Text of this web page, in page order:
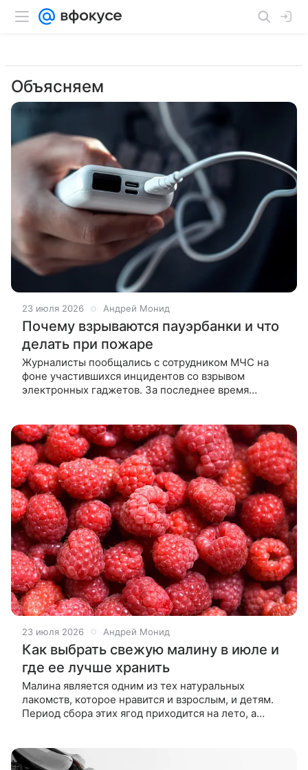
Объясняем
23 июля 2026 Андрей Монид
Почему взрываются пауэрбанки и что
делать при пожаре
Журналисты пообщались с сотрудником МЧС на
фоне участившихся инцидентов со взрывом
электронных гаджетов. За последнее время
23 июля 2026 Андрей Монид
Как выбрать свежую малину в июле и
где ее лучше хранить
Малина является одним из тех натуральных
лакомств, которое нравится и взрослым, и детям.
Период сбора этих ягод приходится на лето, а